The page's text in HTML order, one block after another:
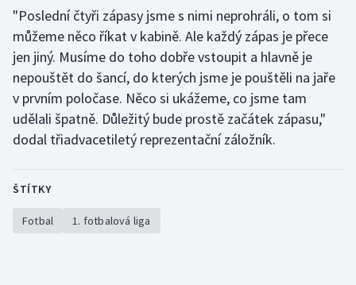
Plážový volejbal
Ragby
Rychlobruslení
Rychlostní kanoistika
"Poslední čtyři zápasy jsme s nimi neprohráli, o tom si
můžeme něco říkat v kabině. Ale každý zápas je přece
jen jiný. Musíme do toho dobře vstoupit a hlavně je
nepouštět do šancí, do kterých jsme je pouštěli na jaře
v prvním poločase. Něco si ukážeme, co jsme tam
udělali špatně. Důležitý bude prostě začátek zápasu,"
dodal třiadvacetiletý reprezentační záložník.
ŠTÍTKY
Fotbal 1. fotbalová liga